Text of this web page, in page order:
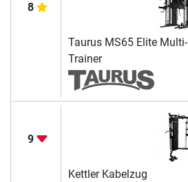
8
Taurus MS65 Elite Multi-
Trainer
9
Kettler Kabelzug